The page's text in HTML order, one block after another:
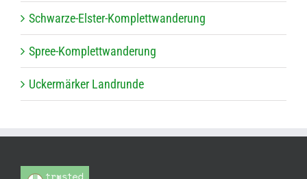
Schwarze-Els­ter-Kom­plett­wan­de­rung
Spree-Kom­plett­wan­de­rung
Ucker­mär­ker Landrunde